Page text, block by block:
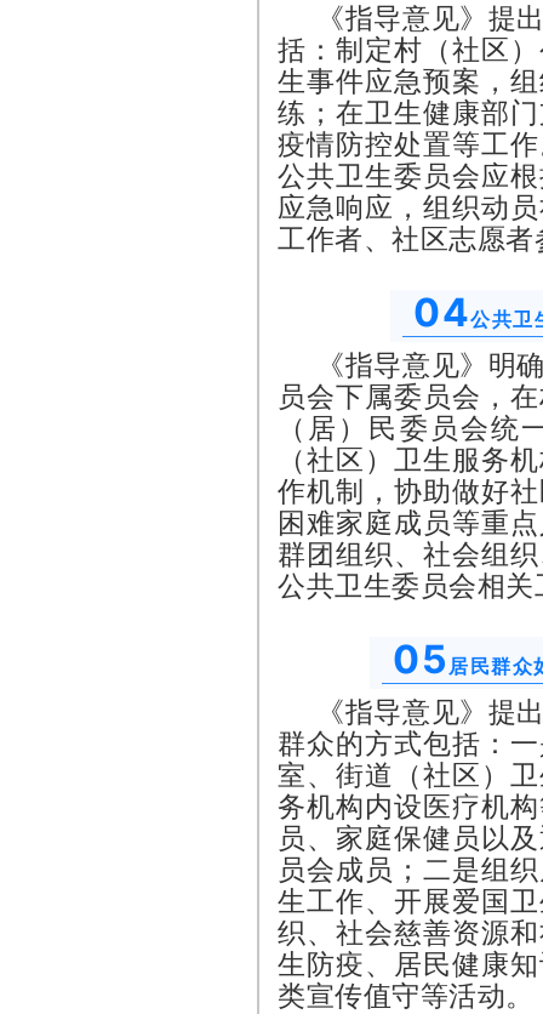
《指导意见》提
括：制定村（社区
生事件应急预案，
练；在卫生健康部
疫情防控处置等工
公共卫生委员会应
应急响应，组织动
工作者、社区志愿
04公共卫
《指导意见》明
员会下属委员会，
（居）民委员会
（社区）卫生服务
作机制，协助做好
困难家庭成员等重
群团组织、社会组
公共卫生委员会相
05 居民群众
《指导意见》提
群众的方式包括：
室、街道（社区）
务机构内设医疗机
员、家庭保健员以
员会成员；二是组
生工作、开展爱国
织、社会慈善资源
生防疫、居民健康
类宣传值守等活动。